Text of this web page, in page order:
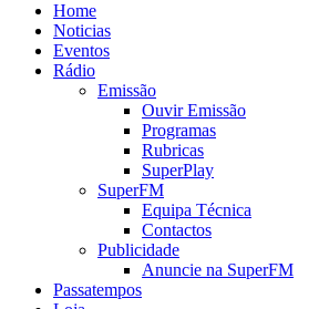
Home
Noticias
Eventos
Rádio
Emissão
Ouvir Emissão
Programas
Rubricas
SuperPlay
SuperFM
Equipa Técnica
Contactos
Publicidade
Anuncie na SuperFM
Passatempos